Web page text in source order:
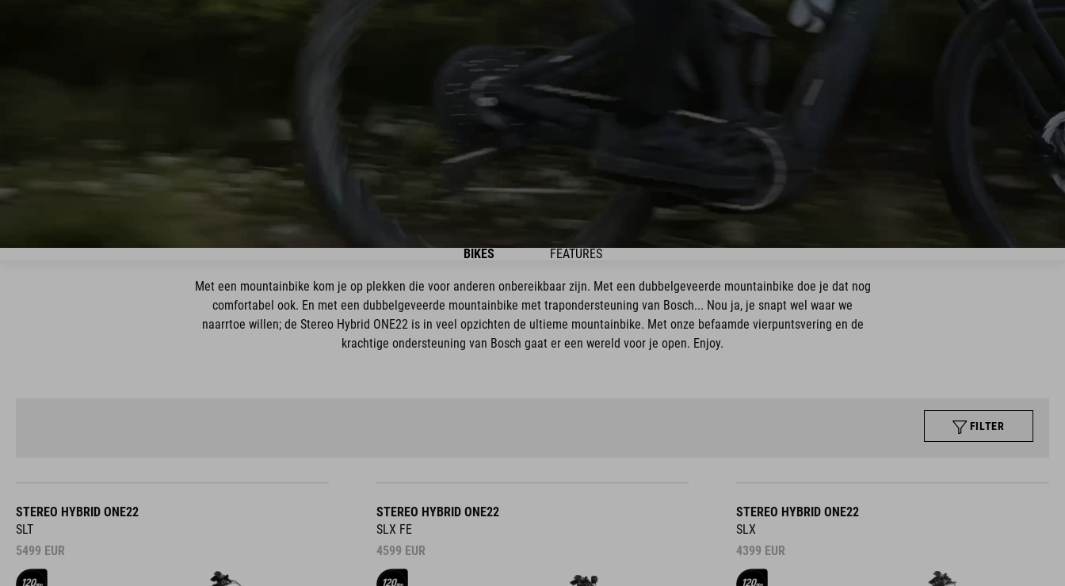
BIKES FEATURES
Met een mountainbike kom je op plekken die voor anderen onbereikbaar zijn. Met een dubbelgeveerde mountainbike doe je dat nog
comfortabel ook. En met een dubbelgeveerde mountainbike met trapondersteuning van Bosch... Nou ja, je snapt wel waar we
naarrtoe willen; de Stereo Hybrid ONE22 is in veel opzichten de ultieme mountainbike. Met onze befaamde vierpuntsvering en de
krachtige ondersteuning van Bosch gaat er een wereld voor je open. Enjoy.
FILTER
STEREO HYBRID ONE22
SLT
5499 EUR
STEREO HYBRID ONE22
SLX FE
4599 EUR
STEREO HYBRID ONE22
SLX
4399 EUR